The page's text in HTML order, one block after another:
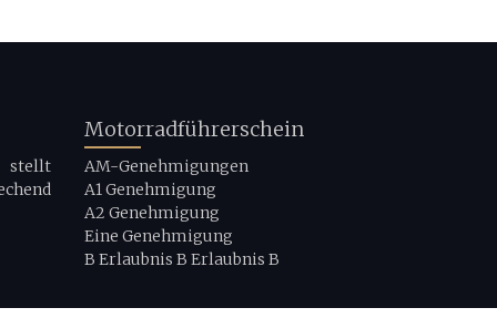
stellt
Motorradführerschein
AM-Genehmigungen
A1 Genehmigung
A2 Genehmigung
Eine Genehmigung
B Erlaubnis B Erlaubnis B